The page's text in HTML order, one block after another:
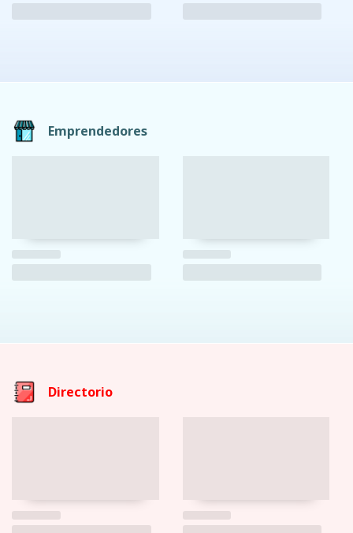
Emprendedores
Directorio